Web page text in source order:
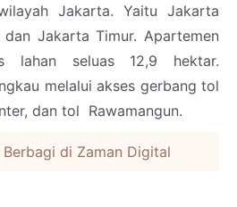
Jakarta. Yaitu Jakarta
Jakarta Timur. Apartemen
lahan seluas 12,9 hektar.
melalui akses gerbang tol
dan tol Rawamangun.
Berbagi di Zaman Digital